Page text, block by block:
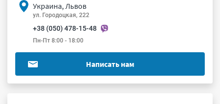
Украина, Львов
ул. Городоцкая, 222
+38 (050) 478-15-48
Пн-Пт 8:00 - 18:00
Написать нам